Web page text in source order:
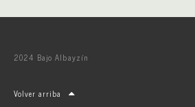
2024 Bajo Albayzín
Volver arriba